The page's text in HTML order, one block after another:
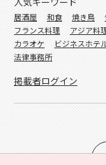
居酒屋 和食 焼き鳥
フランス料理
アジア料
カラオケ
ビジネスホテ
法律事務所
掲載者ログイン